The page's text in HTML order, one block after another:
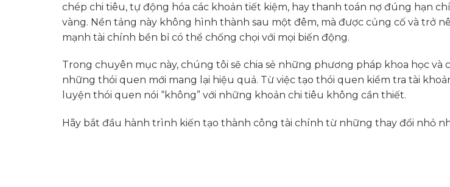
chép chi tiêu, tự động hóa các khoản tiết kiệm, hay thanh toán nợ đúng hạn
vàng. Nền tảng này không hình thành sau một đêm, mà được củng cố và trở
mạnh tài chính bền bỉ có thể chống chọi với mọi biến động.
Trong chuyên mục này, chúng tôi sẽ chia sẻ những phương pháp khoa học
những thói quen mới mang lại hiệu quả. Từ việc tạo thói quen kiểm tra tài
luyện thói quen nói “không” với những khoản chi tiêu không cần thiết.
Hãy bắt đầu hành trình kiến tạo thành công tài chính từ những thay đổi nhỏ